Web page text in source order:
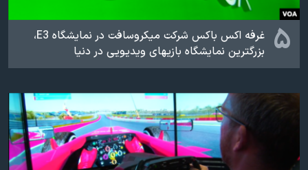
۵ غرفه اکس باکس شرکت میکروسافت در نمایشگاه E3،
بزرگترین نمایشگاه بازیهای ویدیویی در دنیا